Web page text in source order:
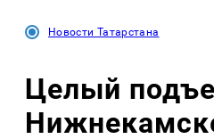
Новости Татарстана
Целый